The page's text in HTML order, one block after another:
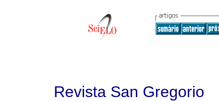
Revista San Gregorio